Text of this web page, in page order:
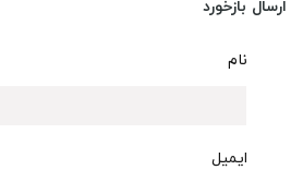
ارسال بازخورد
نام
ایمیل